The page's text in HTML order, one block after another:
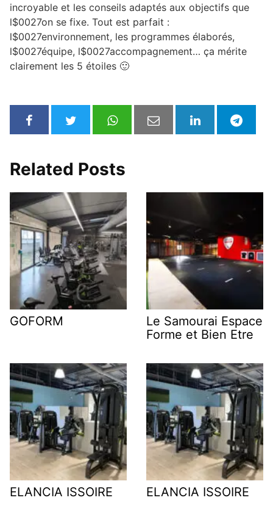
incroyable et les conseils adaptés aux objectifs que
l$0027on se fixe. Tout est parfait :
l$0027environnement, les programmes élaborés,
l$0027équipe, l$0027accompagnement… ça mérite
clairement les 5 étoiles 🙂
Related Posts
GOFORM
Le Samourai Espace
Forme et Bien Etre
ELANCIA ISSOIRE ELANCIA ISSOIRE